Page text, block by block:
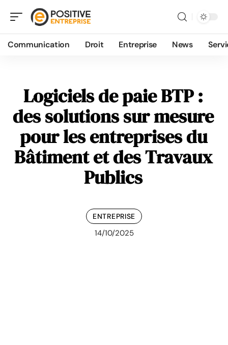
Communication Droit Entreprise News
Logiciels de paie BTP :
des solutions sur mesure
pour les entreprises du
Bâtiment et des Travaux
Publics
ENTREPRISE
14/10/2025